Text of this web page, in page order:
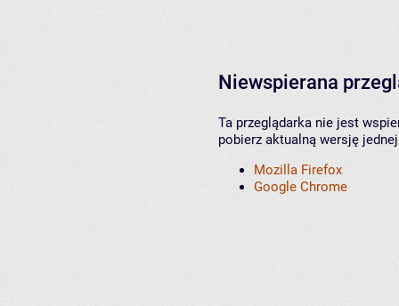
Niewspierana
Ta przeglądarka nie jest
pobierz aktualną wersję
Mozilla Firefox
Google Chrome